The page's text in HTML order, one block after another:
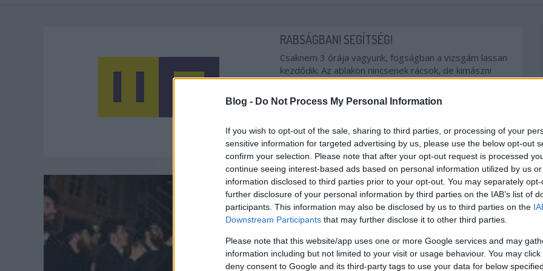
Blog - Do Not Process My Personal Information
If you wish to opt-out of the sale, sharing to third parties, or processing of your
sensitive information for targeted advertising by us, please use the below opt-out
confirm your selection. Please note that after your opt-out request is processed
continue seeing interest-based ads based on personal information utilized by us
information disclosed to third parties prior to your opt-out. You may separately
further disclosure of your personal information by third parties on the IAB’s list of
participants. This information may also be disclosed by us to third parties on the
Downstream Participants that may further disclose it to other third parties.
Please note that this website/app uses one or more Google services and may
information including but not limited to your visit or usage behaviour. You may
deny consent to Google and its third-party tags to use your data for below
RABSÁGBAN! SEGÍTSÉG!
Csaknem 3 órája vagyunk, fogságban a vizsgám lassan
kezdődik. Az ablakon nincsenek rácsok, de kimászni
életveszélyes (bár én kimásznék, de lebeszéltek).Az ok:
Ajtót szereltünk! Miután 3x-or összeszereltük a kilincset,
és szét, el kellett gondolkoznunk a drasztikus…
AGRESSZIÓ KIREKESZTŐ KÜLHON
JÁMBORANDRÁS
2009. 01. 14. TOVÁBB →
BOLDOG ÜNNEPEKET!
Az, hogy a karácsony miért keresztény ünnep, nem
tudom. Egyrészt volt talán valamikor régen az, de annyit
a föld egyik legpogányabb ünnepének indult, amire ha
elment volna a világ bármely pontján Bölcskei Gusztáv...